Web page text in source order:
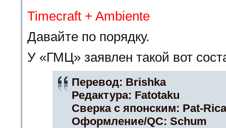
Timecraft + Ambiente
Давайте по порядку.
У «ГМЦ» заявлен такой вот
Перевод: Brishka
Редактура: Fatotaku
Сверка с японским: Pat-
Оформление/QC: Schum